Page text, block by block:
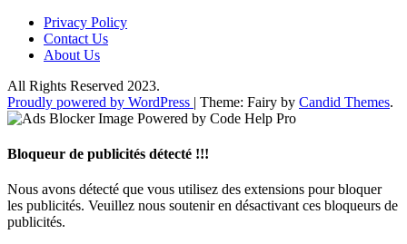
Privacy Policy
Contact Us
About Us
All Rights Reserved 2023.
Proudly powered by WordPress | Theme: Fairy by Candid Themes.
Bloqueur de publicités détecté !!!
Nous avons détecté que vous utilisez des extensions pour bloquer
les publicités. Veuillez nous soutenir en désactivant ces bloqueurs de
publicités.